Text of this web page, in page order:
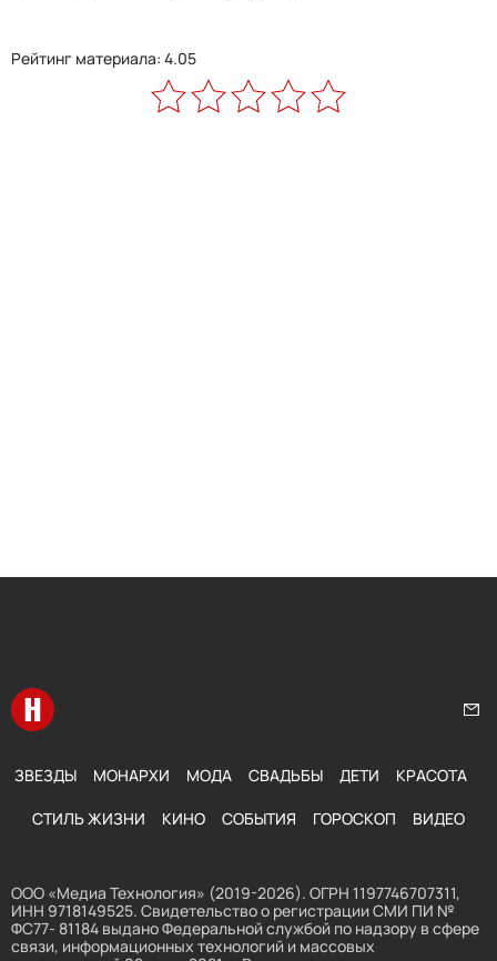
Рейтинг материала: 4.05
Перейти на главную
ЗВЕЗДЫ МОНАРХИ МОДА СВАДЬБЫ ДЕТИ КРАСОТА
СТИЛЬ ЖИЗНИ КИНО СОБЫТИЯ ГОРОСКОП ВИДЕО
ООО «Медиа Технология» (2019-2026). ОГРН 1197746707311,
ИНН 9718149525. Свидетельство о регистрации СМИ ПИ №
ФС77- 81184 выдано Федеральной службой по надзору в сфере
связи, информационных технологий и массовых